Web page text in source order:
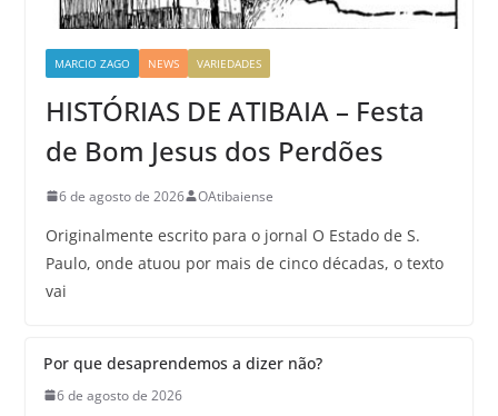
MARCIO ZAGO NEWS VARIEDADES
HISTÓRIAS DE ATIBAIA – Festa
de Bom Jesus dos Perdões
6 de agosto de 2026 OAtibaiense
Originalmente escrito para o jornal O Estado de S.
Paulo, onde atuou por mais de cinco décadas, o texto
vai
Por que desaprendemos a dizer não?
6 de agosto de 2026